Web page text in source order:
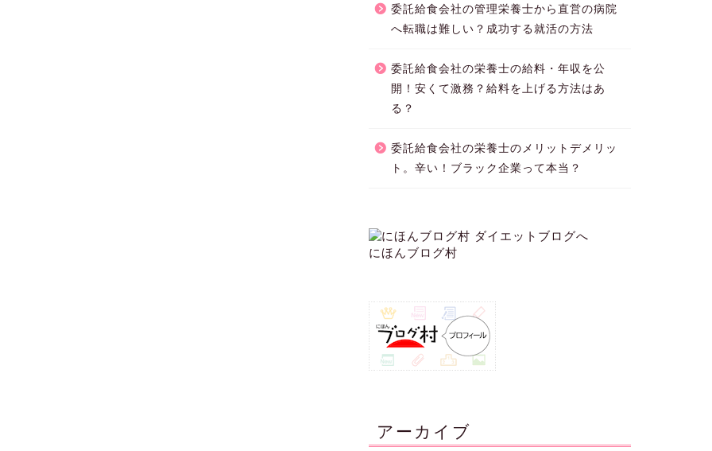
委託給食会社の管理栄養士から直営の病院
へ転職は難しい？成功する就活の方法
委託給食会社の栄養士の給料・年収を公
開！安くて激務？給料を上げる方法はあ
る？
委託給食会社の栄養士のメリットデメリッ
ト。辛い！ブラック企業って本当？
にほんブログ村
アーカイブ